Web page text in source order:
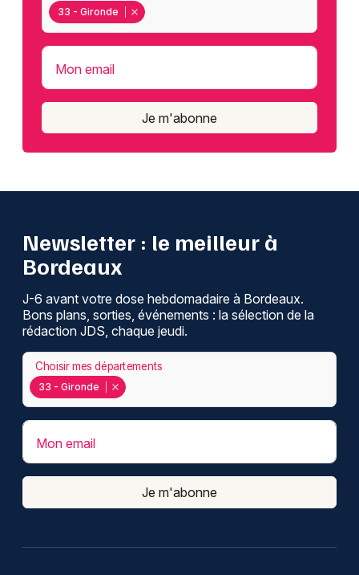
33 - Gironde
Mon email
Je m'abonne
Newsletter : le meilleur à
Bordeaux
J-6 avant votre dose hebdomadaire à Bordeaux.
Bons plans, sorties, événements : la sélection de la
rédaction JDS, chaque jeudi.
33 - Gironde
Choisir mes départements
Mon email
Je m'abonne